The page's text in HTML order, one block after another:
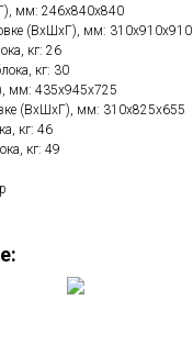
мм: 246х840х840
(ВхШхГ), мм: 310х910х910
кг: 26
кг: 30
мм: 435х945х725
(ВхШхГ), мм: 310х825х655
кг: 46
кг: 49